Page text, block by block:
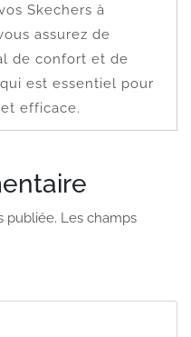
Skechers à
assurez de
de confort et de
est essentiel pour
efficace.
publiée. Les champs